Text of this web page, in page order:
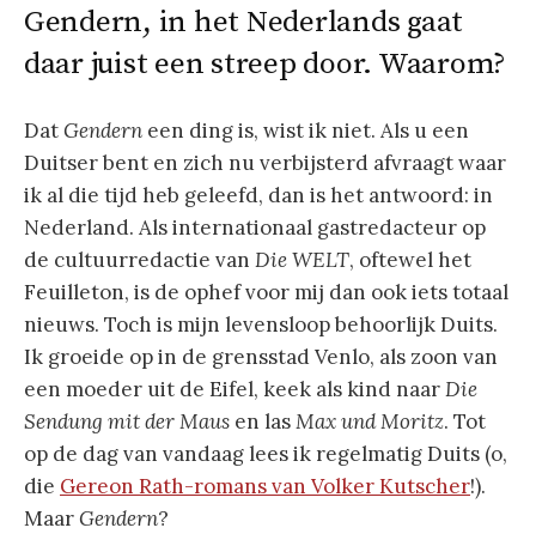
Gendern, in het Nederlands gaat
daar juist een streep door. Waarom?
DatGendern een ding is, wist ik niet. Als u een
Duitser bent en zich nu verbijsterd afvraagt waar
ik al die tijd heb geleefd, dan is het antwoord: in
Nederland. Als internationaal gastredacteur op
de cultuurredactie van Die WELT, oftewel het
Feuilleton, is de ophef voor mij dan ook iets totaal
nieuws. Toch is mijn levensloop behoorlijk Duits.
Ik groeide op in de grensstad Venlo, als zoon van
een moeder uit de Eifel, keek als kind naarDie
Sendung mit der Maus en lasMax und Moritz. Tot
op de dag van vandaag lees ik regelmatig Duits (o,
die Gereon Rath-romans van Volker Kutscher!).
MaarGendern?